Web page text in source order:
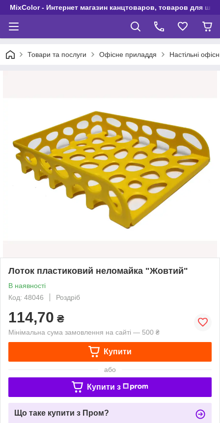
MixColor - Интернет магазин канцтоваров, товаров для
Товари та послуги Офісне приладдя Настільні
Лоток пластиковий неломайка "Жовтий"
В наявності
Код: 48046
Роздріб
114,70 ₴
Мінімальна сума замовлення на сайті — 500 ₴
Купити
або
Купити з
Що таке купити з Пром?